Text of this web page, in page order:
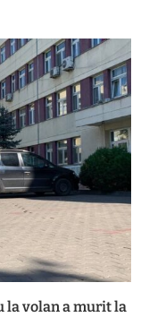
la volan a murit la